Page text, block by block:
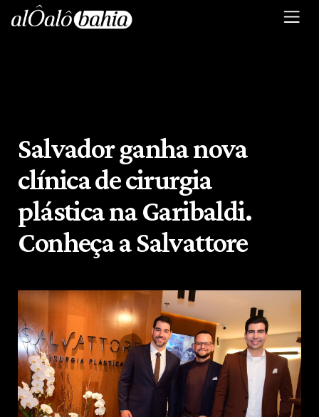
Salvador ganha nova
clínica de cirurgia
plástica na Garibaldi.
Conheça a Salvattore